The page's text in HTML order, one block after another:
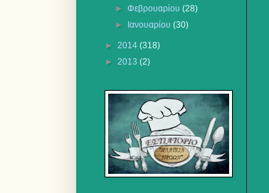
►Φεβρουαρίου(28)
►
Ιανουαρίου(30)
► 2014 (318)
► 2013 (2)